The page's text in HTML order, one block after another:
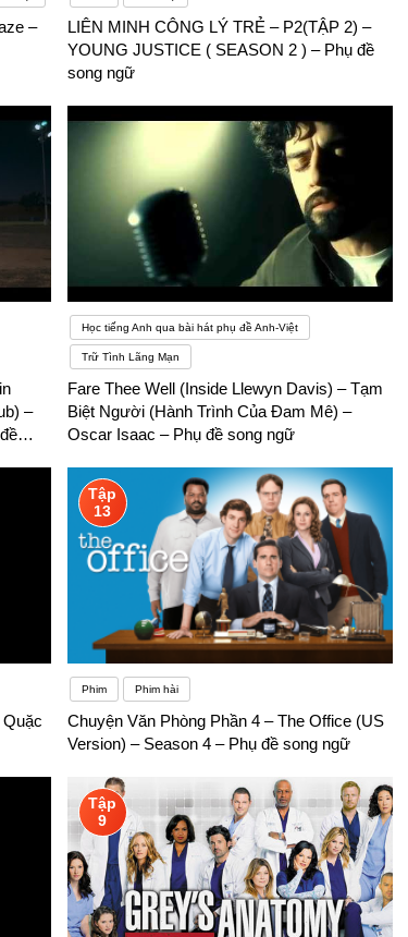
–
LIÊN MINH CÔNG LÝ TRẺ – P2(TẬP 2) –
YOUNG JUSTICE ( SEASON 2 ) – Phụ đề
song ngữ
–
Học tiếng Anh qua bài hát phụ đề Anh-Việt
Trữ Tình Lãng Mạn
Fare Thee Well (Inside Llewyn Davis) – Tạm
Biệt Người (Hành Trình Của Đam Mê) –
Oscar Isaac – Phụ đề song ngữ
Tập
13
Phim Phim hài
Chuyện Văn Phòng Phần 4 – The Office (US
Version) – Season 4 – Phụ đề song ngữ
Tập
9